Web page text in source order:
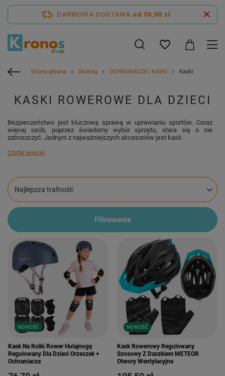
DARMOWA DOSTAWA od 50,00 zł
Strona główna Skating OCHRANIACZE I KASKI Kaski
KASKI ROWEROWE DLA DZIECI
Bezpieczeństwo jest kluczową sprawą w uprawianiu sportów. Coraz
więcej osób, poprzez świadomy wybór sprzętu, stara się o nie
zatroszczyć. Jednym z najważniejszych akcesoriów jest kask.
Czytaj więcej
Zmień sortowanie
Najlepsza trafność
Filtrowanie
NOWOŚĆ
Kask Na Rolki Rower Hulajnogę
Regulowany Dla Dzieci Orzeszek +
Ochraniacze
NOWOŚĆ
Kask Rowerowy Regulowany
Szosowy Z Daszkiem METEOR
Otwory Wentylacyjne